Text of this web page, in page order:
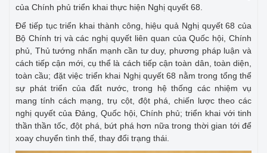
của Chính phủ triển khai thực hiện Nghị quyết 68.
Để tiếp tục triển khai thành công, hiệu quả Nghị quyết 68 của
Bộ Chính trị và các nghị quyết liên quan của Quốc hội, Chính
phủ, Thủ tướng nhấn mạnh cần tư duy, phương pháp luận và
cách tiếp cận mới, cụ thể là cách tiếp cận toàn dân, toàn diện,
toàn cầu; đặt việc triển khai Nghị quyết 68 nằm trong tổng thể
sự phát triển của đất nước, trong hệ thống các nhiệm vụ
mang tính cách mạng, trụ cột, đột phá, chiến lược theo các
nghị quyết của Đảng, Quốc hội, Chính phủ; triển khai với tinh
thần thần tốc, đột phá, bứt phá hơn nữa trong thời gian tới để
xoay chuyển tình thế, thay đổi trạng thái.